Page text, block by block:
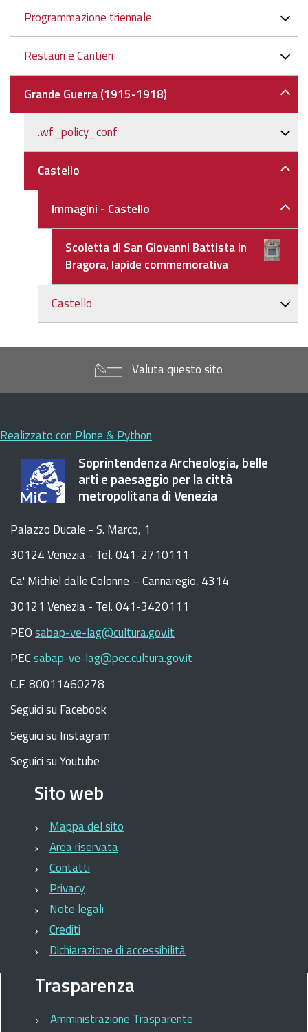
Navigazione
Programmazione triennale
Restauri e Cantieri
Grande Guerra (1915-1918)
.wf_policy_conf
Castello
Immagini - Castello
Scoletta di San Giovanni Battista in
Bragora, lapide commemorativa
Castello
Valuta questo sito
Realizzato con Plone & Python
Soprintendenza Archeologia, belle
arti e paesaggio per la città
metropolitana di Venezia
Palazzo Ducale - S. Marco, 1
30124 Venezia - Tel. 041-2710111
Ca' Michiel dalle Colonne – Cannaregio, 4314
30121 Venezia - Tel. 041-3420111
PEOsabap-ve-lag@cultura.gov.it
PECsabap-ve-lag@pec.cultura.gov.it
C.F. 80011460278
Seguici su Facebook
Seguici su Instagram
Seguici su Youtube
Sito web
Mappa del sito
Area riservata
Contatti
Privacy
Note legali
Crediti
Dichiarazione di accessibilità
Trasparenza
Amministrazione Trasparente